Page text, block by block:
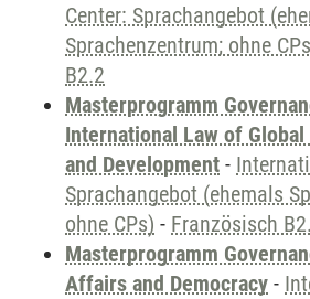
Center: Sprachangebot
Sprachenzentrum; ohne
B2.2
Masterprogramm
International Law of Global
and Development -
Sprachangebot (ehemals
ohne CPs) - Französisch
Masterprogramm
Affairs and Democracy -